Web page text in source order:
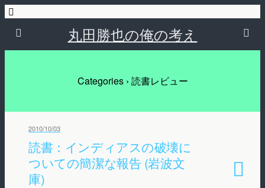
丸田勝也の俺の考え
Categories › 読書レビュー
2010/10/03
読書：インディアスの破壊に
ついての簡潔な報告 (岩波文
庫)